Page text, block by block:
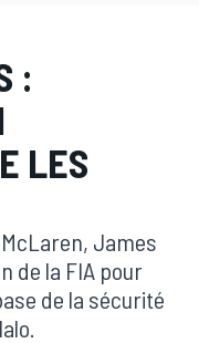
:
LES
James
de la FIA pour
de la sécurité